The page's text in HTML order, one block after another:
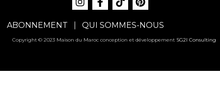
ABONNEMENT QUI SOMMES-NOUS
Copyright © 2023 Maison du Maroc conception et développement SG2I Consulting